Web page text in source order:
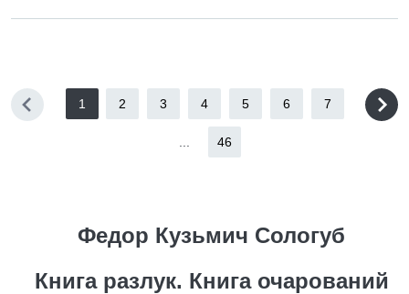
1 2 3 4 5 6 7
46
Федор Кузьмич Сологуб
Книга разлук. Книга очарований